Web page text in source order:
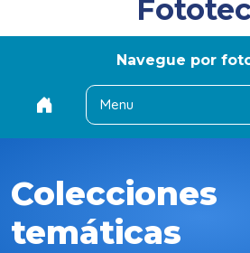
Navegue por
Menu
Colecciones
temáticas